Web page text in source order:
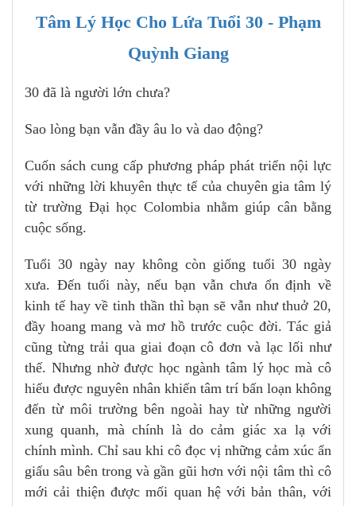
Tâm Lý Học Cho Lứa Tuổi 30 - Phạm
Quỳnh Giang
30 đã là người lớn chưa?
Sao lòng bạn vẫn đầy âu lo và dao động?
Cuốn sách cung cấp phương pháp phát triển nội lực
với những lời khuyên thực tế của chuyên gia tâm lý
từ trường Đại học Colombia nhằm giúp cân bằng
cuộc sống.
Tuổi 30 ngày nay không còn giống tuổi 30 ngày
xưa. Đến tuổi này, nếu bạn vẫn chưa ổn định về
kinh tế hay về tinh thần thì bạn sẽ vẫn như thuở 20,
đầy hoang mang và mơ hồ trước cuộc đời. Tác giả
cũng từng trải qua giai đoạn cô đơn và lạc lối như
thế. Nhưng nhờ được học ngành tâm lý học mà cô
hiểu được nguyên nhân khiến tâm trí bấn loạn không
đến từ môi trường bên ngoài hay từ những người
xung quanh, mà chính là do cảm giác xa lạ với
chính mình. Chỉ sau khi cô đọc vị những cảm xúc ẩn
giấu sâu bên trong và gần gũi hơn với nội tâm thì cô
mới cải thiện được mối quan hệ với bản thân, với